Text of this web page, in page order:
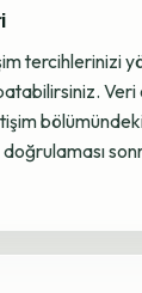
tercihlerinizi
Veri